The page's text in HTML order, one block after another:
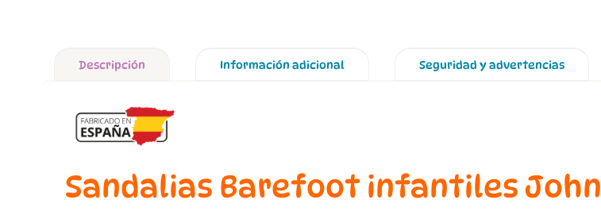
Descripción Información adicional Seguridad y advertencias
Sandalias Barefoot infantiles